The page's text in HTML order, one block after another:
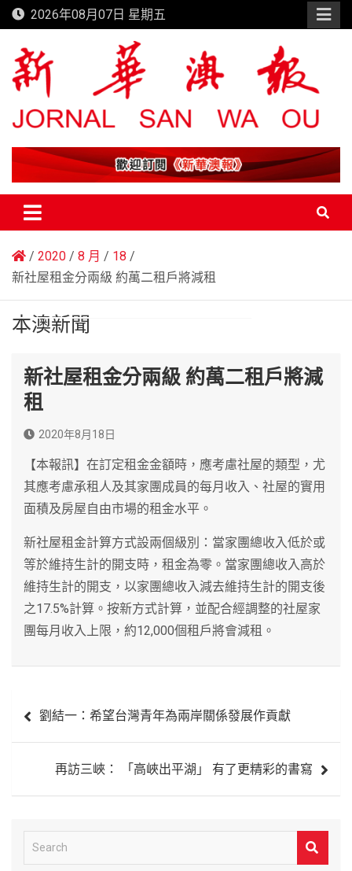
Skip
to
content
2026年08月07日 星期五
新華澳報
2020 8 月
18
新社屋租金分兩級 約萬二租戶將減租
本澳新聞
新社屋租金分兩級 約萬二租戶將減
租
2020年8月18日
【本報訊】在訂定租金金額時，應考慮社屋的類型，尤
其應考慮承租人及其家團成員的每月收入、社屋的實用
面積及房屋自由市場的租金水平。
新社屋租金計算方式設兩個級別：當家團總收入低於或
等於維持生計的開支時，租金為零。當家團總收入高於
維持生計的開支，以家團總收入減去維持生計的開支後
之17.5%計算。按新方式計算，並配合經調整的社屋家
團每月收入上限，約12,000個租戶將會減租。
章 劉結一：希望台灣青年為兩岸關係發展作貢獻
再訪三峽： 「高峽出平湖」 有了更精彩的書寫
e